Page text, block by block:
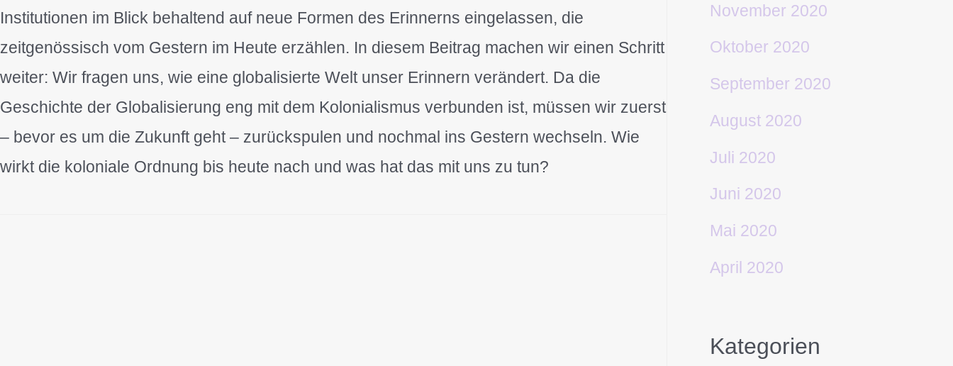
Institutionen im Blick behaltend auf neue Formen des Erinnerns eingelassen, die
zeitgenössisch vom Gestern im Heute erzählen. In diesem Beitrag machen wir einen Schritt
weiter: Wir fragen uns, wie eine globalisierte Welt unser Erinnern verändert. Da die
Geschichte der Globalisierung eng mit dem Kolonialismus verbunden ist, müssen wir zuerst
– bevor es um die Zukunft geht – zurückspulen und nochmal ins Gestern wechseln. Wie
wirkt die koloniale Ordnung bis heute nach und was hat das mit uns zu tun?
November 2020
Oktober 2020
September 2020
August 2020
Juli 2020
Juni 2020
Mai 2020
April 2020
Kategorien